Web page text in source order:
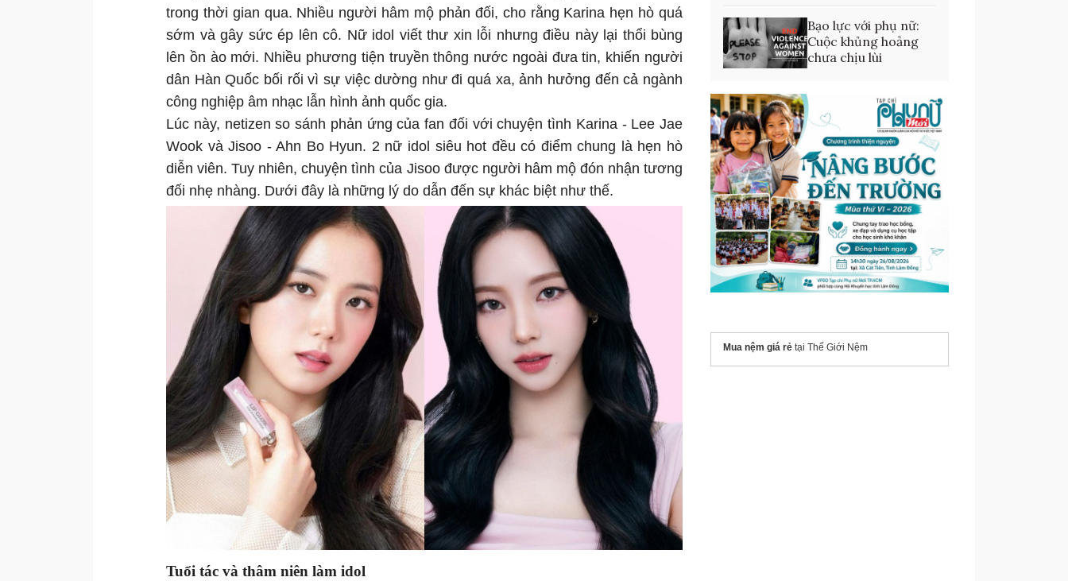
trong thời gian qua. Nhiều người hâm mộ phản đối, cho rằng Karina hẹn hò quá
sớm và gây sức ép lên cô. Nữ idol viết thư xin lỗi nhưng điều này lại thổi bùng
lên ồn ào mới. Nhiều phương tiện truyền thông nước ngoài đưa tin, khiến người
dân Hàn Quốc bối rối vì sự việc dường như đi quá xa, ảnh hưởng đến cả ngành
công nghiệp âm nhạc lẫn hình ảnh quốc gia.
Lúc này, netizen so sánh phản ứng của fan đối với chuyện tình Karina - Lee Jae
Wook và Jisoo - Ahn Bo Hyun. 2 nữ idol siêu hot đều có điểm chung là hẹn hò
diễn viên. Tuy nhiên, chuyện tình của Jisoo được người hâm mộ đón nhận tương
đối nhẹ nhàng. Dưới đây là những lý do dẫn đến sự khác biệt như thế.
Tuổi tác và thâm niên làm idol
Bạo lực với phụ nữ:
Cuộc khủng hoảng
chưa chịu lùi
Mua nệm giá rẻ tại Thế Giới Nệm